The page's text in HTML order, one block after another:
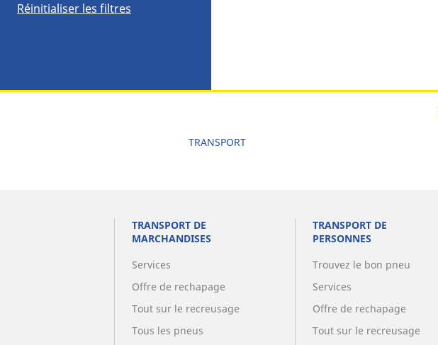
Réinitialiser les filtres
TRANSPORT
TRANSPORT DE
MARCHANDISES
Services
Offre de rechapage
Tout sur le recreusage
Tous les pneus
TRANSPORT DE
PERSONNES
Trouvez le bon pneu
Services
Offre de rechapage
Tout sur le recreusage